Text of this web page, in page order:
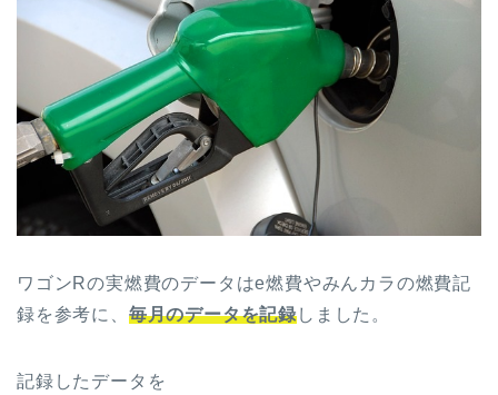
ワゴンRの実燃費のデータはe燃費やみんカラの燃費記
録を参考に、 毎月のデータを記録しました。
記録したデータを